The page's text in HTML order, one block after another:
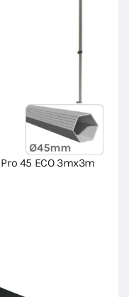
45 ECO 3mx3m